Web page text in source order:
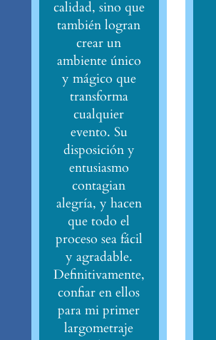
calidad, sino que
también logran
crear un
ambiente único
y mágico que
transforma
cualquier
evento. Su
disposición y
entusiasmo
contagian
alegría, y hacen
que todo el
proceso sea fácil
y agradable.
Definitivamente,
confiar en ellos
para mi primer
largometraje